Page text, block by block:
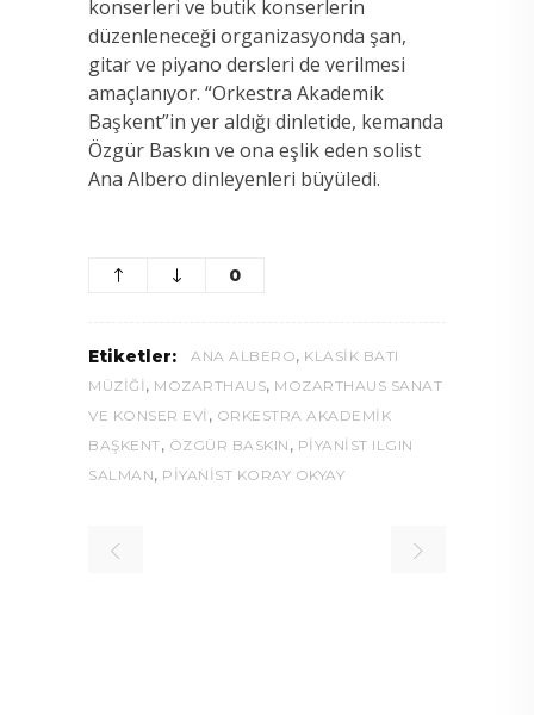
konserleri ve butik konserlerin
düzenleneceği organizasyonda şan,
gitar ve piyano dersleri de verilmesi
amaçlanıyor. “Orkestra Akademik
Başkent”in yer aldığı dinletide, kemanda
Özgür Baskın ve ona eşlik eden solist
Ana Albero dinleyenleri büyüledi.
0
Etiketler: ANA ALBERO, KLASIK BATI
MÜZIĞI , MOZARTHAUS, MOZARTHAUS SANAT
VE KONSER EVI , ORKESTRA AKADEMIK
BAŞKENT, ÖZGÜR BASKIN , PIYANIST ILGIN
SALMAN, PIYANIST KORAY OKYAY